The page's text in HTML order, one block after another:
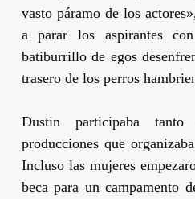
vasto páramo de los
a parar los aspirantes
batiburrillo de egos
trasero de los perros
Dustin participaba
producciones que
Incluso las mujeres
beca para un campamento